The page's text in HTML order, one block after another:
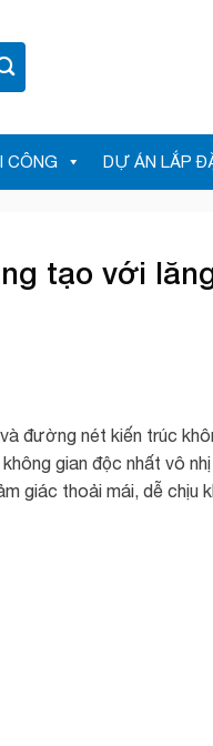
CÔNG DỰ ÁN LẮP
tạo với
đường nét kiến trúc
gian độc nhất vô
giác thoải mái, dễ chịu